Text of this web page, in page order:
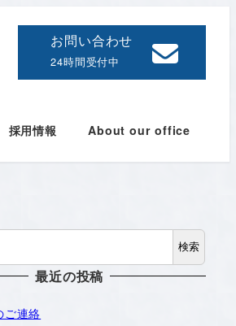
お問い合わせ
24時間受付中
採用情報 About our office
検索
最近の投稿
ご連絡